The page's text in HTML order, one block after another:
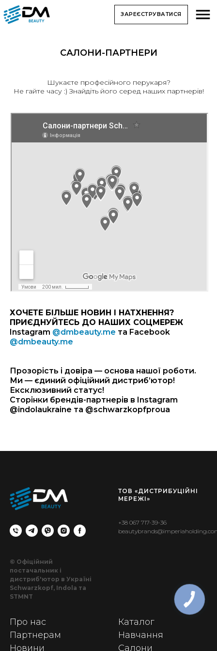
ЗАРЕЄСТРУВАТИСЯ
САЛОНИ-ПАРТНЕРИ
Шукаєте професійного перукаря?
Не гайте часу :) Знайдіть його серед наших партнерів!
ХОЧЕТЕ БІЛЬШЕ НОВИН І НАТХНЕННЯ?
ПРИЄДНУЙТЕСЬ ДО НАШИХ СОЦМЕРЕЖ
Instagram @dmbeauty.me та Facebook
@dmbeauty.me
Прозорість і довіра — основа нашої роботи.
Ми — єдиний офіційний дистриб’ютор!
Ексклюзивний статус!
Сторінки брендів-партнерів в Instagram
@indolaukraine та @schwarzkopfproua
© Офіційний
постачальник і
дистриб'ютор в Україні
Schwarzkopf, Indola та
STMNT
ТОВ «ДИСТРИБУЦІЙНІ
МЕРЕЖІ»
+38 067 717-39-36
Про нас
Партнерам
Новини
Каталог
Навчання
Салони